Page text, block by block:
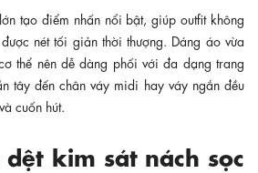
tạo điểm nhấn nổi bật, giúp outfit không
nét tối giản thời thượng. Dáng áo vừa
thể nên dễ dàng phối với đa dạng trang
tây đến chân váy midi hay váy ngắn đều
cuốn hút.
kim sát nách sọc